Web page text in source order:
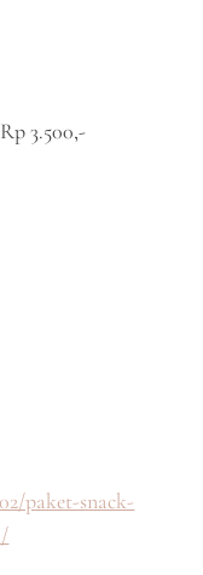
3.500,-
paket-snack-